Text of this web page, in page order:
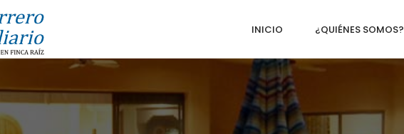
INICIO ¿QUIÉNES SOMOS?